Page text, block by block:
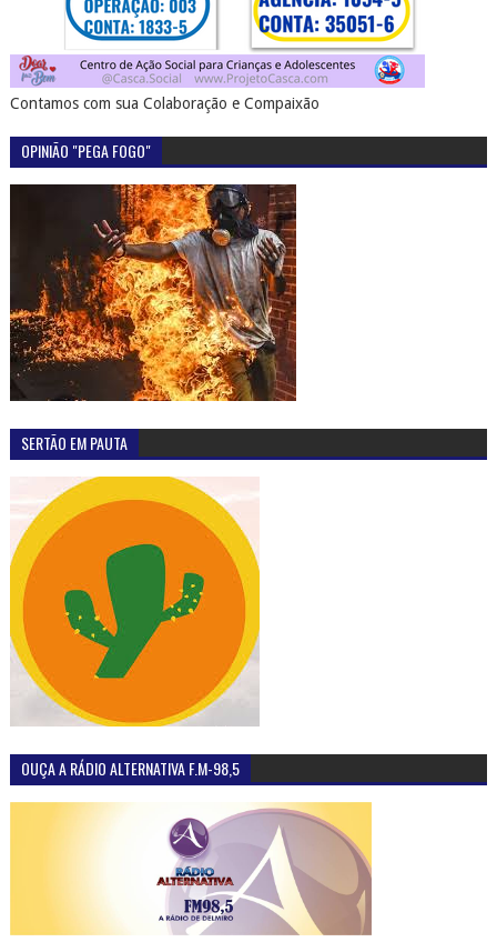
Prefeitura de Olho D'Água do Casado lança edital
para realização do concurso público com 120 vagas
outubro 20, 2016 5
pequeno Artur Santos, que sofre de doença rara
dezembro 07, 2016 0
Maristela Sena Dias é a nova prefeita eleita de
Piranhas
Piranhas é um dos 10 melhores lugares para banho
de água doce no Brasil
julho 21, 2016 0
Tapera - AL pede a colaboração da população para
denunciar a Polícia o paradeiro do assassino
junho 04, 2025 0
Engenhos de Alagoas garantem turismo de experiência para fugir de
clichês
junho 19, 2016
Em Olho D’Água das Flores - AL, homem desfere
golpes de foice em outro durante briga no centro da
cidade
0
Em Santana do Ipanema, PCAL localiza mulher que
usou cartão de idosa indevidamente para compras de
junho 04, 2025
Água Branca comemora 142 anos de emancipação
política nesta segunda-feira (24), confira a história
do município
abril 24, 2017 0
ADALBERTO GOMES NOTÍCIAS. O BLOG DO SERTÃO DE ALAGOAS